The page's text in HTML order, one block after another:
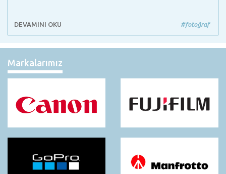
DEVAMINI OKU #fotoğraf
Markalarımız